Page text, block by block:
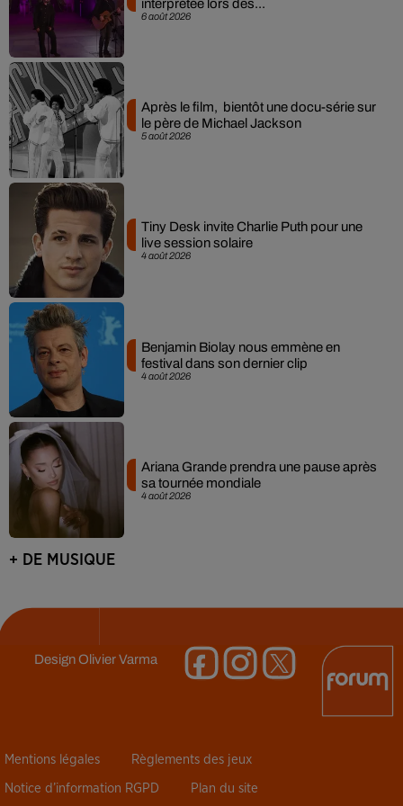
6 août 2026
interprétée lors des...
5 août 2026
Après le film, bientôt une docu-série sur
le père de Michael Jackson
4 août 2026
Tiny Desk invite Charlie Puth pour une
live session solaire
4 août 2026
Benjamin Biolay nous emmène en
festival dans son dernier clip
4 août 2026
Ariana Grande prendra une pause après
sa tournée mondiale
+ DE MUSIQUE
DesignOlivier Varma
Mentions légales Règlements des jeux
Notice d’information RGPD Plan du site